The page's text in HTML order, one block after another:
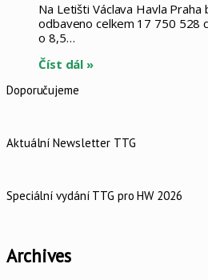
Na Letišti Václava Havla
odbaveno celkem 17 750 528
o 8,5…
Číst dál »
Doporučujeme
Aktuální Newsletter TTG
Speciální vydání TTG pro HW 2026
Archives